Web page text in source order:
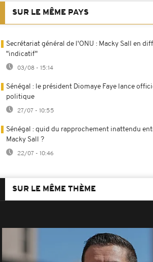
SUR LE MÊME PAYS
Secrétariat général de l'ONU : Macky Sall en
"indicatif"
03/08 - 15:14
Sénégal : le président Diomaye Faye lance
politique
27/07 - 10:55
Sénégal : quid du rapprochement inattendu
Macky Sall ?
22/07 - 10:46
SUR LE MÊME THÈME